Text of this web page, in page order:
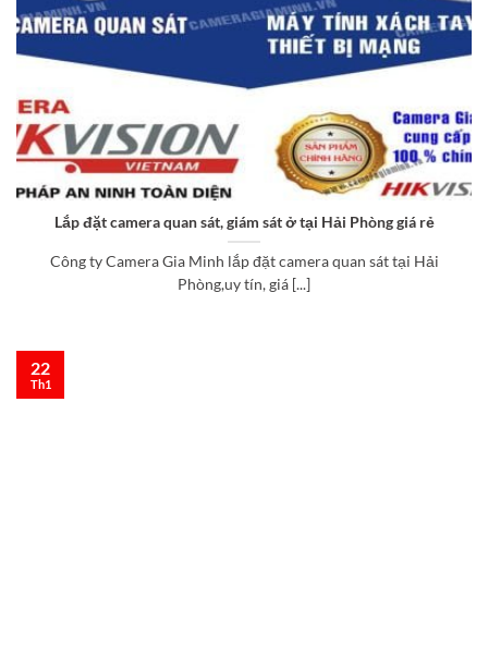
Lắp đặt camera quan sát, giám sát ở tại Hải Phòng giá rẻ
Công ty Camera Gia Minh lắp đặt camera quan sát tại Hải
Phòng,uy tín, giá [...]
22
Th1